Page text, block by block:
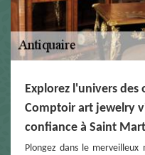
Explorez l'univers des
Comptoir art jewelry
confiance à Saint
Plongez dans le